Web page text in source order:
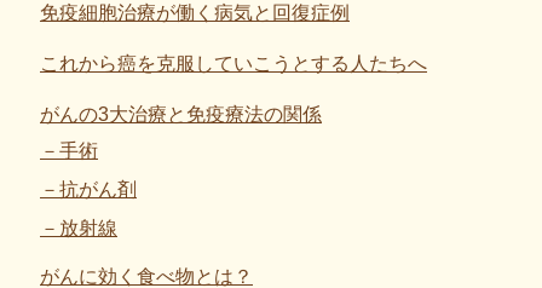
免疫細胞治療が働く病気と回復症例
これから癌を克服していこうとする人たちへ
がんの3大治療と免疫療法の関係
手術
抗がん剤
放射線
がんに効く食べ物とは？